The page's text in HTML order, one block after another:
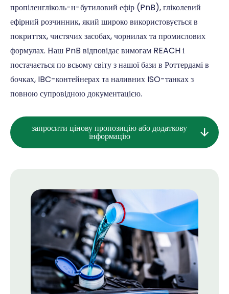
пропіленгліколь-н-бутиловий ефір (PnB), гліколевий
ефірний розчинник, який широко використовується в
покриттях, чистячих засобах, чорнилах та промислових
формулах. Наш PnB відповідає вимогам REACH і
постачається по всьому світу з нашої бази в Роттердамі в
бочках, IBC-контейнерах та наливних ISO-танках з
повною супровідною документацією.
запросити цінову пропозицію або додаткову
інформацію